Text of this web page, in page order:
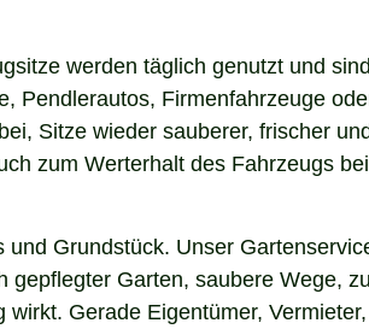
werden täglich genutzt und
Pendlerautos, Firmenfahrzeuge
Sitze wieder sauberer, frischer
zum Werterhalt des Fahrzeugs
Grundstück. Unser
Garten, saubere Wege,
Gerade Eigentümer,